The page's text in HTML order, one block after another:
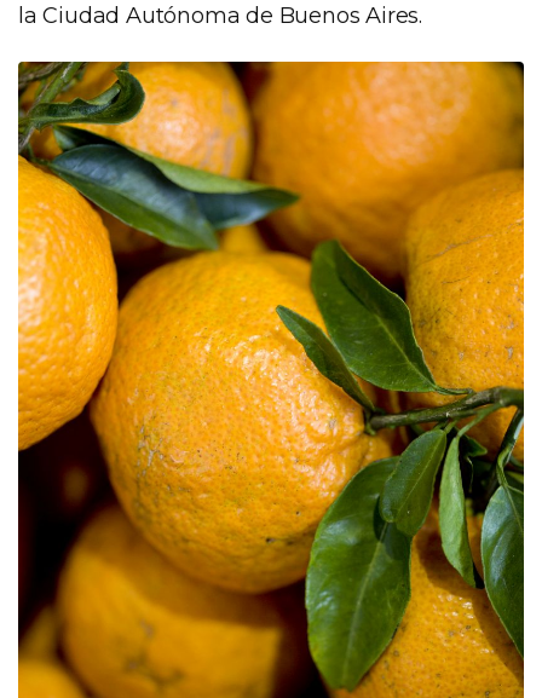
la Ciudad Autónoma de Buenos Aires.